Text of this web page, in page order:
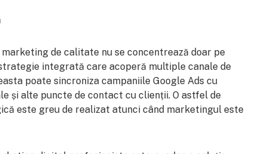
de calitate nu se concentrează doar pe
integrată care acoperă multiple canale de
poate sincroniza campaniile Google Ads cu
și alte puncte de contact cu clienții. O astfel de
este greu de realizat atunci când marketingul este